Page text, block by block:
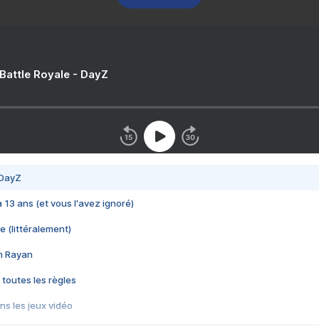
Royale - DayZ
13 ans (et vous l'avez ignoré)
(littéralement)
Rayan
toutes les règles
les jeux vidéo